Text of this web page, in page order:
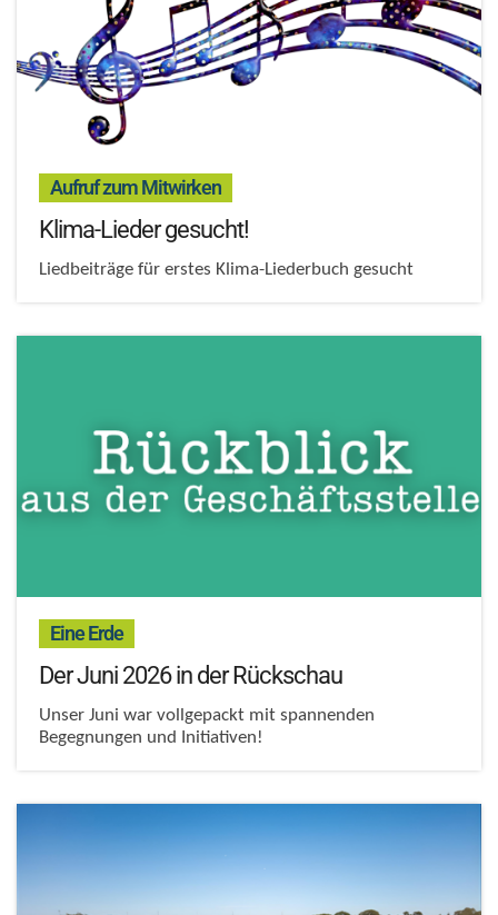
Aufruf zum Mitwirken:
Klima-Lieder gesucht!
Liedbeiträge für erstes Klima-Liederbuch gesucht
Eine Erde:
Der Juni 2026 in der Rückschau
Unser Juni war vollgepackt mit spannenden
Begegnungen und Initiativen!